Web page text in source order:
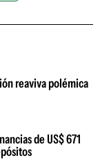
reaviva polémica
de US$ 671